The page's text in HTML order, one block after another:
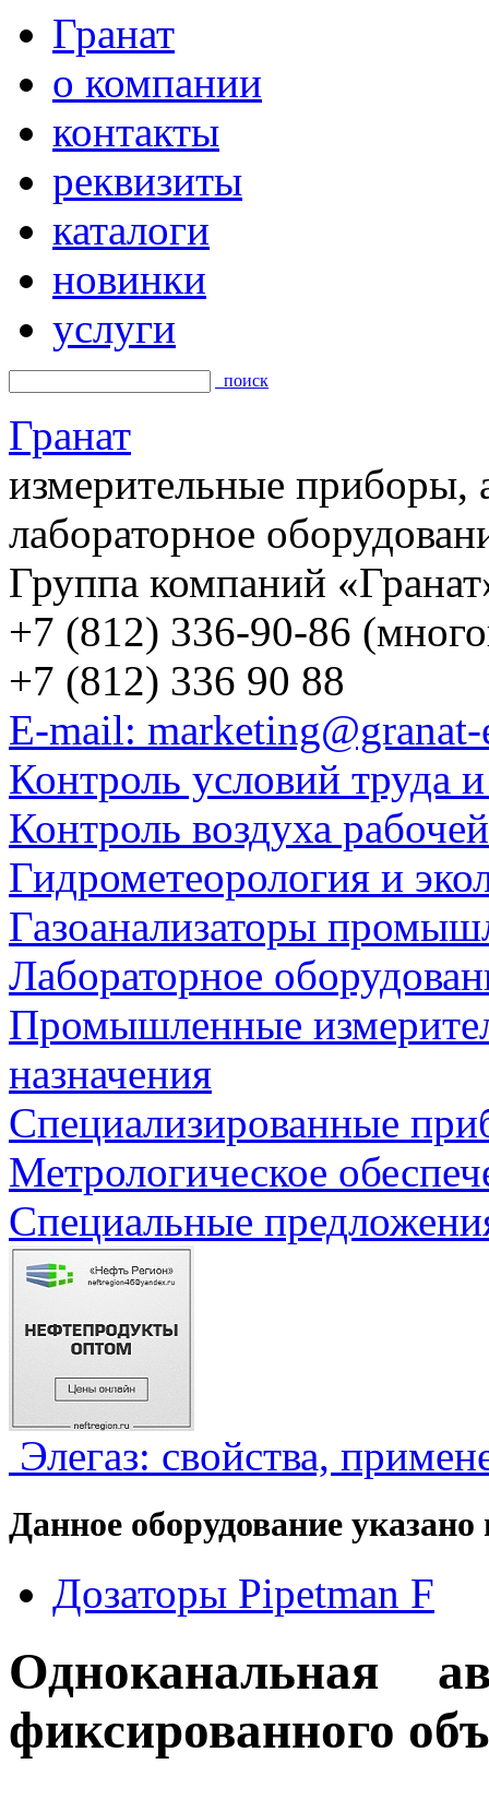
Гранат
о компании
контакты
реквизиты
каталоги
новинки
услуги
поиск
Гранат
измерительные приборы,
лабораторное
Группа компаний
+7 (812) 336-90-86
+7 (812) 336 90 88
E-mail:
Контроль условий труда
Контроль воздуха
Гидрометеорология и
Газоанализаторы
Лабораторное
Промышленные
назначения
Специализированные
Метрологическое
Специальные
Элегаз: свойства,
Данное оборудование
Дозаторы Pipetman F
Одноканальная
фиксированного